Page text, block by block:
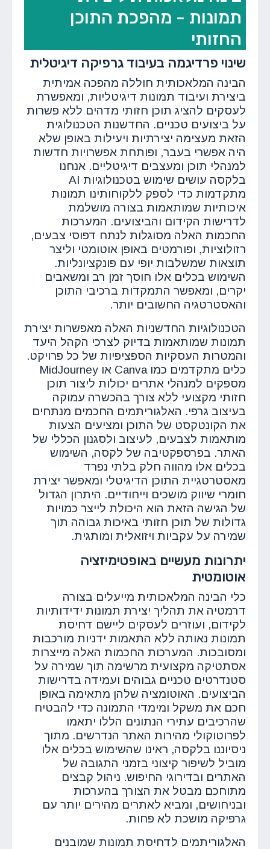
תמונות - מהפכת התוכן
החזותי
שינוי פרדיגמה בעיבוד גרפיקה דיגיטלית
הבינה המלאכותית חוללה מהפכה אמיתית
ביצירת ועיבוד תמונות דיגיטליות, ומאפשרת
לעסקים להציג תוכן חזותי מדהים ללא פשרות
על ביצועים טכניים. החדשנות הטכנולוגית
הזאת מעצימה יצירתיות ויעילות באופן שלא
היה אפשרי בעבר, ופותחת אפשרויות חדשות
למנהלי תוכן ומעצבים דיגיטליים. אנחנו
בלקסה עושים שימוש בטכנולוגיות AI
מתקדמות כדי לספק ללקוחותינו תמונות
איכותיות שמותאמות בצורה מושלמת
לדרישות הקידום והביצועים. המערכות
החכמות האלה מסוגלות לנתח דפוסי צבעים,
רזולוציות, ופורמטים באופן אוטומטי וליצר
תוצאות שמשלבות יופי עם פונקציונליות.
השימוש בכלים אלו חוסך זמן רב ומשאבים
יקרים, ומאפשר התמקדות ברכיבי התוכן
והאסטרטגיה החשובים יותר.
הטכנולוגיות החדשניות האלה מאפשרות יצירת
תמונות שמותאמות בדיוק לצרכי הקהל היעד
והמטרות העסקיות הספציפיות של כל פרויקט.
כלים מתקדמים כמו Canva או MidJourney
מספקים למנהלי אתרים יכולות ליצור תוכן
חזותי מקצועי ללא צורך בהכשרה עמוקה
בעיצוב גרפי. האלגוריתמים החכמים מנתחים
את הקונטקסט של התוכן ומציעים הצעות
מותאמות לצבעים, לעיצוב ולסגנון הכללי של
האתר. בפרספקטיבה של לקסה, השימוש
בכלים אלו מהווה חלק בלתי נפרד
מאסטרטגיית התוכן הדיגיטלי ומאפשר יצירת
חומרי שיווק מושכים וייחודיים. היתרון הגדול
של הגישה הזאת הוא היכולת לייצר כמויות
גדולות של תוכן חזותי באיכות גבוהה תוך
שמירה על עקביות ויזואלית ומותגית.
יתרונות מעשיים באופטימיזציה
אוטומטית
כלי הבינה המלאכותית מייעלים בצורה
דרמטיה את תהליך יצירת תמונות ידידותיות
לקידום, ועוזרים לעסקים ליישם דחיסת
תמונות נאותה ללא התאמות ידניות מורכבות
ומסובכות. המערכות החכמות האלה מייצרות
אסתטיקה מקצועית מרשימה תוך שמירה על
סטנדרטים טכניים גבוהים ועמידה בדרישות
הביצועים. האוטומציה שלהן מתאימה באופן
חכם את משקל ומימדי התמונה כדי להבטיח
שהרכיבים עתירי הנתונים הללו יתאמו
לפרוטוקולי מהירות האתר הנדרשים. מתוך
ניסיוננו בלקסה, ראינו שהשימוש בכלים אלו
מוביל לשיפור קיצוני בזמני התגובה של
האתרים ובדירוגי החיפוש. ניהול קבצים
מתוחכם מבטל את הצורך בהערכות
ובניחושים, ומביא לאתרים מהירים יותר עם
גרפיקה מושכת לא פחות.
האלגוריתמים לדחיסת תמונות שמובנים